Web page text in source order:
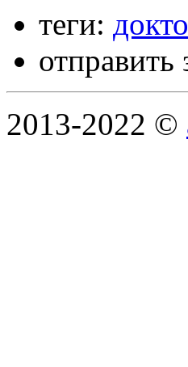
теги:
отправить
2013-2022 ©